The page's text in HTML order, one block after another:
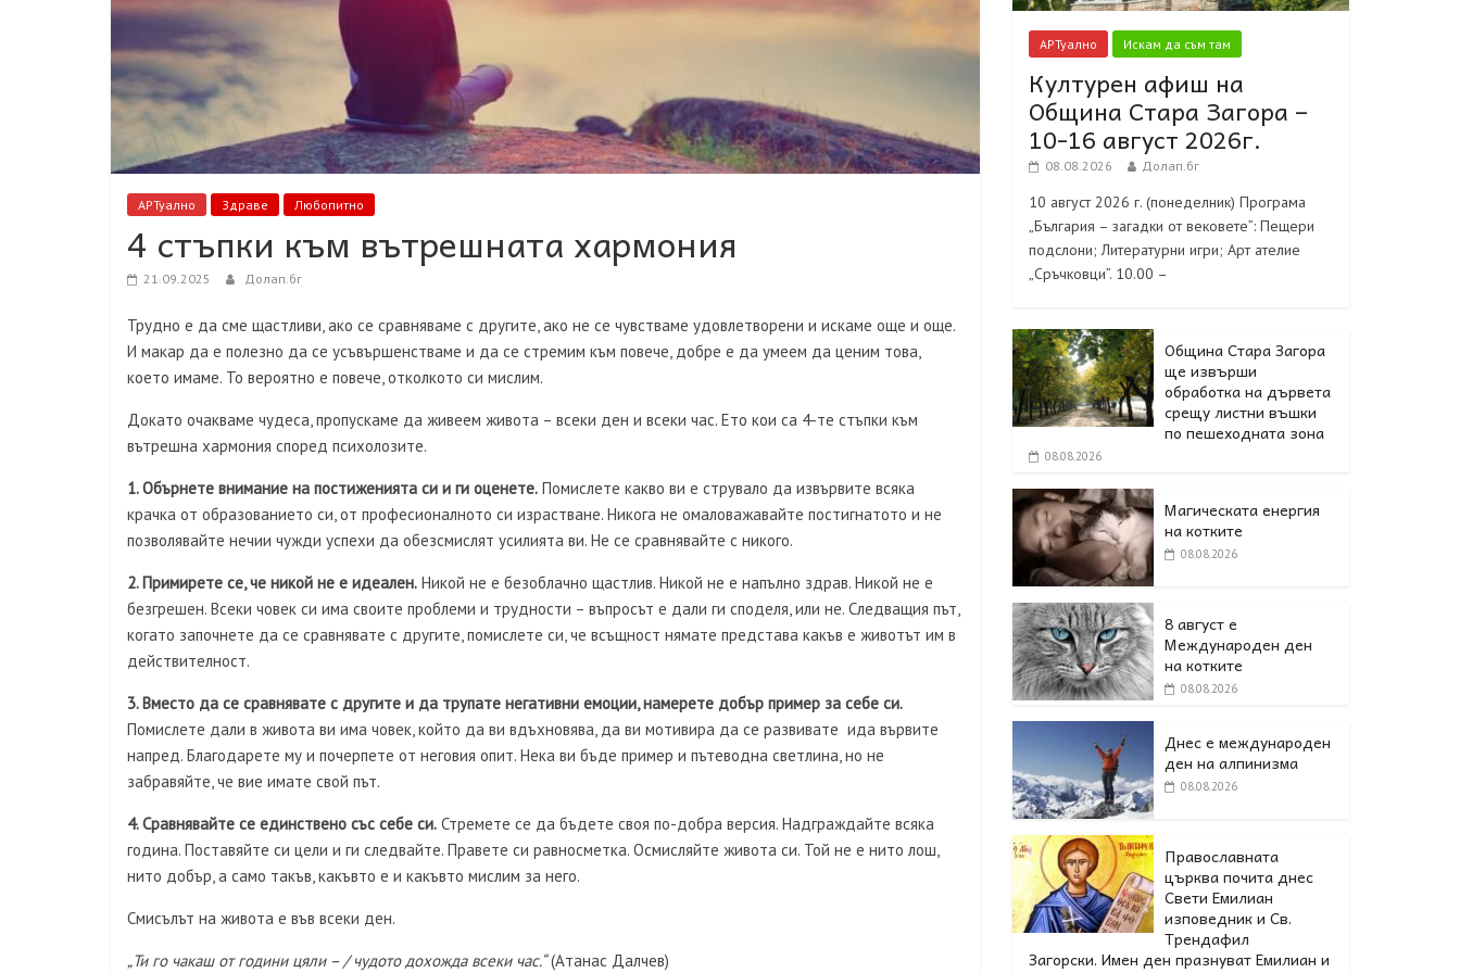
АРТуално Здраве Любопитно
4 стъпки към вътрешната хармония
21.09.2025 Долап.бг
Трудно е да сме щастливи, ако се сравняваме с другите, ако не се чувстваме удовлетворени и искаме още и още.
И макар да е полезно да се усъвършенстваме и да се стремим към повече, добре е да умеем да ценим това,
което имаме. То вероятно е повече, отколкото си мислим.
Докато очакваме чудеса, пропускаме да живеем живота – всеки ден и всеки час. Ето кои са 4-те стъпки към
вътрешна хармония според психолозите.
1. Обърнете внимание на постиженията си и ги оценете. Помислете какво ви е струвало да извървите всяка
крачка от образованието си, от професионалното си израстване. Никога не омаловажавайте постигнатото и не
позволявайте нечии чужди успехи да обезсмислят усилията ви. Не се сравнявайте с никого.
2. Примирете се, че никой не е идеален. Никой не е безоблачно щастлив. Никой не е напълно здрав. Никой не е
безгрешен. Всеки човек си има своите проблеми и трудности – въпросът е дали ги споделя, или не. Следващия път,
когато започнете да се сравнявате с другите, помислете си, че всъщност нямате представа какъв е животът им в
действителност.
3. Вместо да се сравнявате с другите и да трупате негативни емоции, намерете добър пример за себе си.
Помислете дали в живота ви има човек, който да ви вдъхновява, да ви мотивира да се развивате ида вървите
напред. Благодарете му и почерпете от неговия опит. Нека ви бъде пример и пътеводна светлина, но не
забравяйте, че вие имате свой път.
4. Сравнявайте се единствено със себе си. Стремете се да бъдете своя по-добра версия. Надграждайте всяка
година. Поставяйте си цели и ги следвайте. Правете си равносметка. Осмисляйте живота си. Той не е нито лош,
нито добър, а само такъв, какъвто е и какъвто мислим за него.
Смисълът на живота е във всеки ден.
„Ти го чакаш от години цяли – / чудото дохожда всеки час.“(Атанас Далчев)
АРТуално Искам да съм там
Културен афиш на
Община Стара Загора –
10-16 август 2026г.
08.08.2026 Долап.бг
10 август 2026 г. (понеделник) Програма
„България – загадки от вековете”: Пещери
подслони; Литературни игри; Арт ателие
„Сръчковци”. 10.00 –
Община Стара Загора
ще извърши
обработка на дървета
срещу листни въшки
по пешеходната зона
08.08.2026
Магическата енергия
на котките
08.08.2026
8 август е
Международен ден
на котките
08.08.2026
Днес е международен
ден на алпинизма
08.08.2026
Православната
църква почита днес
Свети Емилиан
изповедник и Св.
Трендафил
Загорски. Имен ден празнуват Емилиан и